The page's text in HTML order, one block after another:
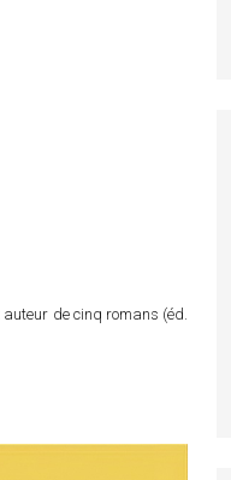
de cinq romans (éd.